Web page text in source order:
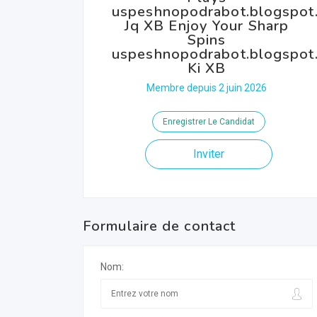
Jq XB Enjoy Your Sharp
Spins
Ki XB
Membre depuis 2 juin 2026
Enregistrer Le Candidat
Inviter
Formulaire de contact
Nom: